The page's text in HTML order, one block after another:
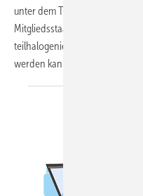
unter dem Titel „Illegaler
Mitgliedsstaaten“ darüber, wie
teilhalogenierten
werden kann.